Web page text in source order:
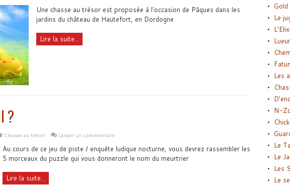
Une chasse au trésor est proposée à l'occasion de Pâques dans les
jardins du château de Hautefort, en Dordogne
Lire la suite...
?
Chasses au trésor Laisser un commentaire
Au cours de ce jeu de piste / enquête ludique nocturne, vous devrez rassembler les
5 morceaux du puzzle qui vous donneront le nom du meurtrier
Lire la suite...
Le
Lueur
Les
N-
Le
Le
Les
Le